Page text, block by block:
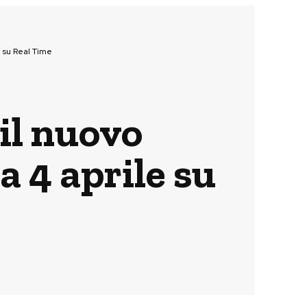
Real Time
nuovo
4 aprile su